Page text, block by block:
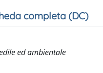
completa (DC)
ed ambientale